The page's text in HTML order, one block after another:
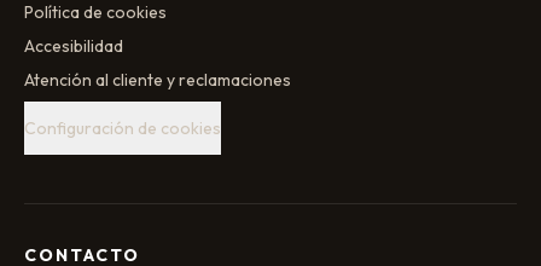
Política de cookies
Accesibilidad
Atención al cliente y reclamaciones
Configuración de cookies
CONTACTO